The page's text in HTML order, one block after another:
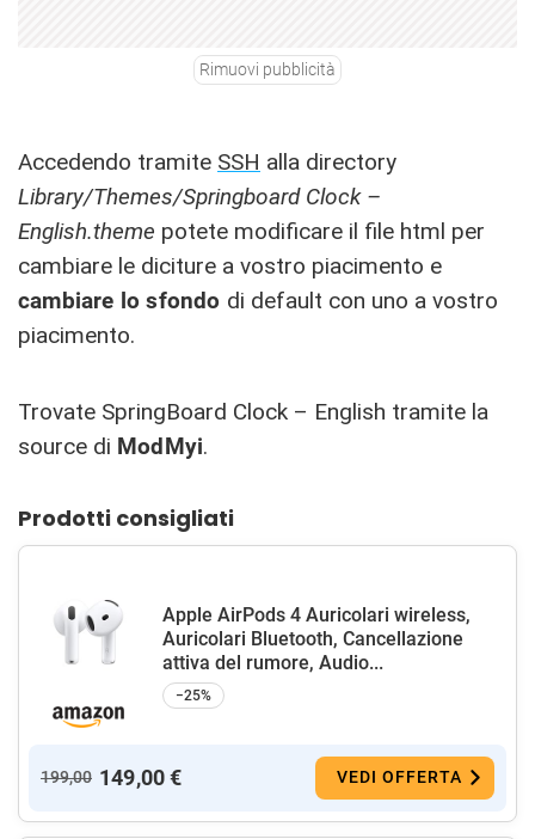
Rimuovi pubblicità
Accedendo tramite SSH alla directory
Library/Themes/Springboard Clock –
English.theme potete modificare il file html per
cambiare le diciture a vostro piacimento e
cambiare lo sfondo di default con uno a vostro
piacimento.
Trovate SpringBoard Clock – English tramite la
source di ModMyi.
Prodotti consigliati
Apple AirPods 4 Auricolari wireless,
Auricolari Bluetooth, Cancellazione
attiva del rumore, Audio...
−25%
199,00 149,00 € VEDI OFFERTA